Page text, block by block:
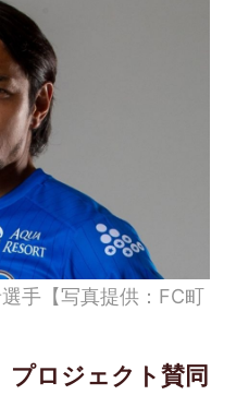
手【写真提供：FC町
プロジェクト賛同